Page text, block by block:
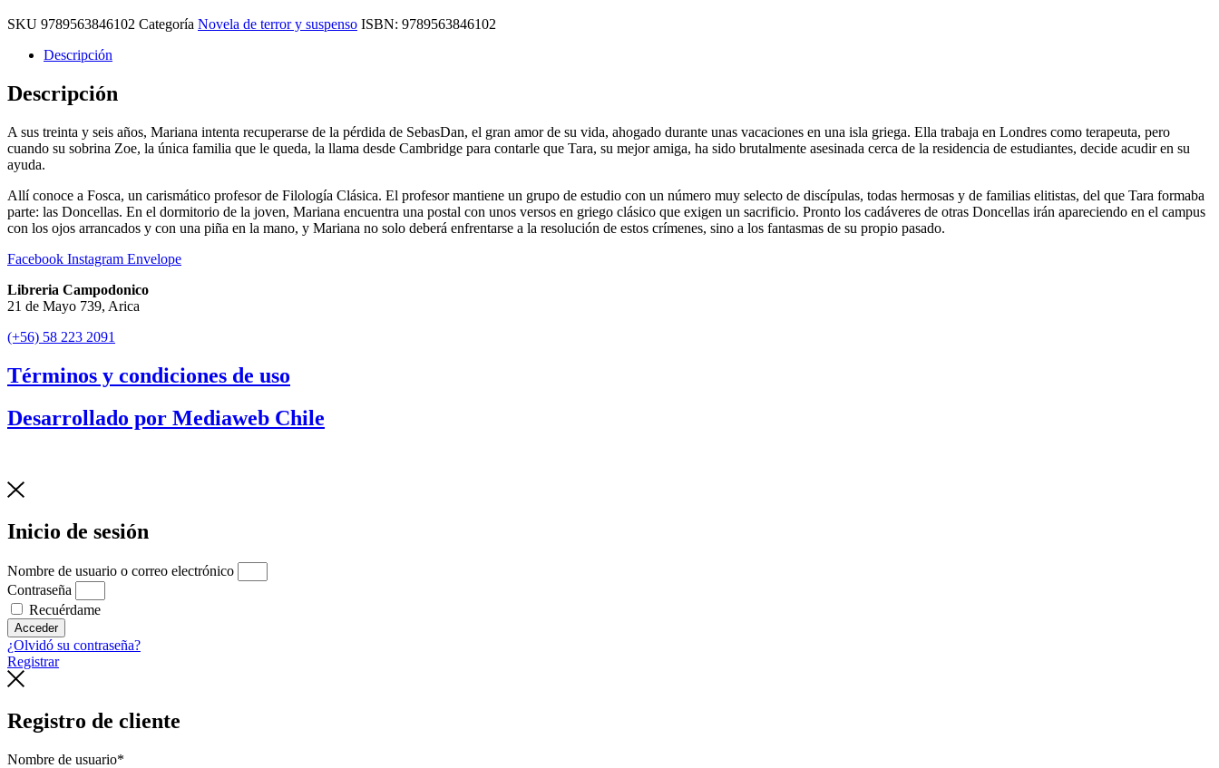
SKU 9789563846102 Categoría Novela de terror y suspenso ISBN: 9789563846102
Descripción
Descripción
A sus treinta y seis años, Mariana intenta recuperarse de la pérdida de SebasDan, el gran amor de su vida, ahogado durante unas vacaciones en una isla griega. Ella trabaja en Londres como terapeuta, pero
cuando su sobrina Zoe, la única familia que le queda, la llama desde Cambridge para contarle que Tara, su mejor amiga, ha sido brutalmente asesinada cerca de la residencia de estudiantes, decide acudir en su
ayuda.
Allí conoce a Fosca, un carismático profesor de Filología Clásica. El profesor mantiene un grupo de estudio con un número muy selecto de discípulas, todas hermosas y de familias elitistas, del que Tara formaba
parte: las Doncellas. En el dormitorio de la joven, Mariana encuentra una postal con unos versos en griego clásico que exigen un sacrificio. Pronto los cadáveres de otras Doncellas irán apareciendo en el campus
con los ojos arrancados y con una piña en la mano, y Mariana no solo deberá enfrentarse a la resolución de estos crímenes, sino a los fantasmas de su propio pasado.
Facebook Instagram Envelope
Libreria Campodonico
21 de Mayo 739, Arica
(+56) 58 223 2091
Términos y condiciones de uso
Desarrollado por Mediaweb Chile
Inicio de sesión
Nombre de usuario o correo electrónico
Contraseña
Recuérdame
Acceder
¿Olvidó su contraseña?
Registrar
Registro de cliente
Nombre de usuario*